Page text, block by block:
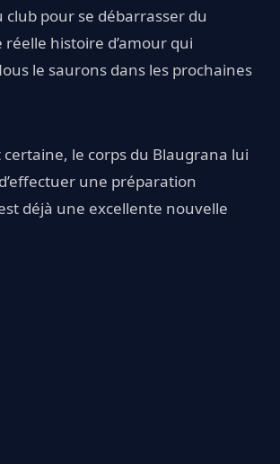
pour se débarrasser du
histoire d’amour qui
le saurons dans les prochaines
certaine, le corps du Blaugrana lui
une préparation
déjà une excellente nouvelle